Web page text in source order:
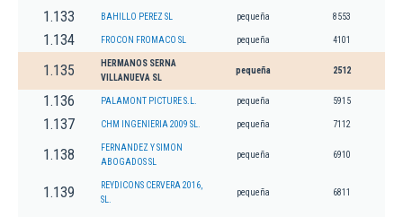
1.133 BAHILLO PEREZ SL pequeña 8553
1.134 FROCON FROMACO SL pequeña 4101
1.135
HERMANOS SERNA
VILLANUEVA SL
pequeña 2512
1.136 PALAMONT PICTURE S.L. pequeña 5915
1.137 CHM INGENIERIA 2009 SL. pequeña 7112
1.138
FERNANDEZ Y SIMON
ABOGADOS SL
pequeña 6910
1.139
REYDICONS CERVERA 2016,
SL.
pequeña 6811